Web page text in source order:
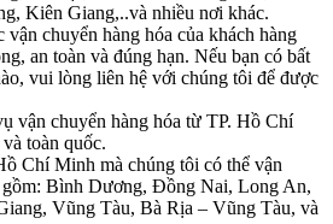
Kiên Giang,..và nhiều nơi khác.
vận chuyển hàng hóa của khách hàng
an toàn và đúng hạn. Nếu bạn có bất
vui lòng liên hệ với chúng tôi để được
vận chuyển hàng hóa từ TP. Hồ Chí
toàn quốc.
Chí Minh mà chúng tôi có thể vận
gồm: Bình Dương, Đồng Nai, Long An,
Vũng Tàu, Bà Rịa – Vũng Tàu, và